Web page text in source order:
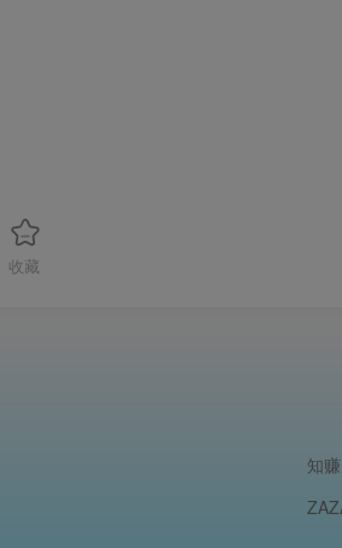
收藏
知